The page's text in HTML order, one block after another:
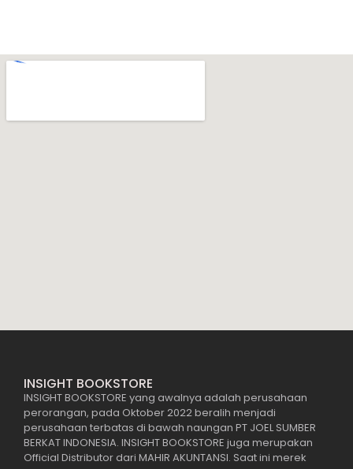
INSIGHT BOOKSTORE
INSIGHT BOOKSTORE yang awalnya adalah perusahaan
perorangan, pada Oktober 2022 beralih menjadi
perusahaan terbatas di bawah naungan PT JOEL SUMBER
BERKAT INDONESIA. INSIGHT BOOKSTORE juga merupakan
Official Distributor dari MAHIR AKUNTANSI. Saat ini merek